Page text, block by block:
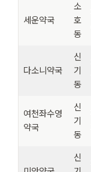
세운약국
소
호
동
다소니약국
신
기
동
여천좌수영
약국
신
기
동
신